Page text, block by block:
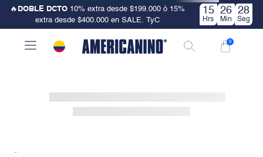
🔥 DOBLE DCTO 10% extra desde $199.000 ó 15%
extra desde $400.000 en SALE. TyC
15
Hrs
26
Min
28
Seg
0
-